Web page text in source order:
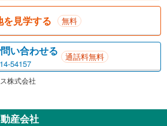
を見学する 無料
い合わせる
54157
通話料無料
株式会社
産会社